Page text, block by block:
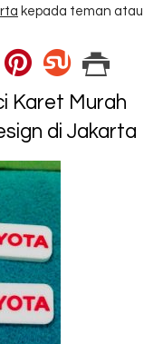
kepada teman atau
Karet Murah
di Jakarta